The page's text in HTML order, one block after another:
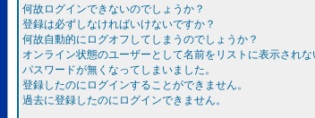
何故ログインできないのでしょうか？
登録は必ずしなければいけないですか？
何故自動的にログオフしてしまうのでしょうか？
オンライン状態のユーザーとして名前をリストに表示され
パスワードが無くなってしまいました。
登録したのにログインすることができません。
過去に登録したのにログインできません。